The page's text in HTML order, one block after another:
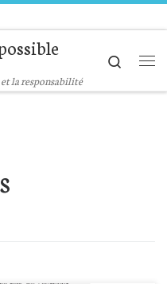
la responsabilité
Search